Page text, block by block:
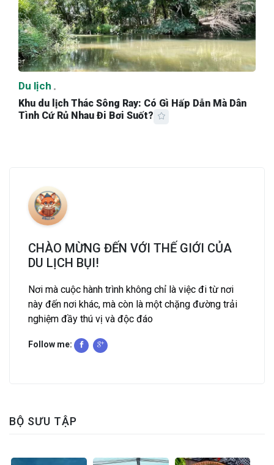
Du lịch
Khu du lịch Thác Sông Ray: Có Gì Hấp Dẫn Mà Dân
Tình Cứ Rủ Nhau Đi Bơi Suốt?
CHÀO MỪNG ĐẾN VỚI THẾ GIỚI CỦA
DU LỊCH BỤI!
Nơi mà cuộc hành trình không chỉ là việc đi từ nơi
này đến nơi khác, mà còn là một chặng đường trải
nghiệm đầy thú vị và độc đáo
Follow me:
BỘ SƯU TẬP